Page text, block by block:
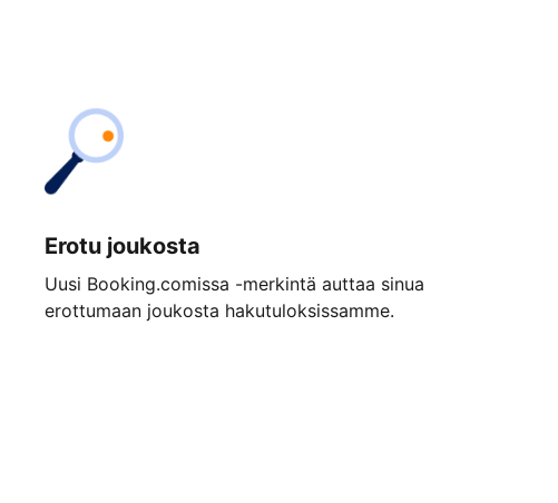
Erotu joukosta
Uusi Booking.comissa -merkintä auttaa sinua
erottumaan joukosta hakutuloksissamme.